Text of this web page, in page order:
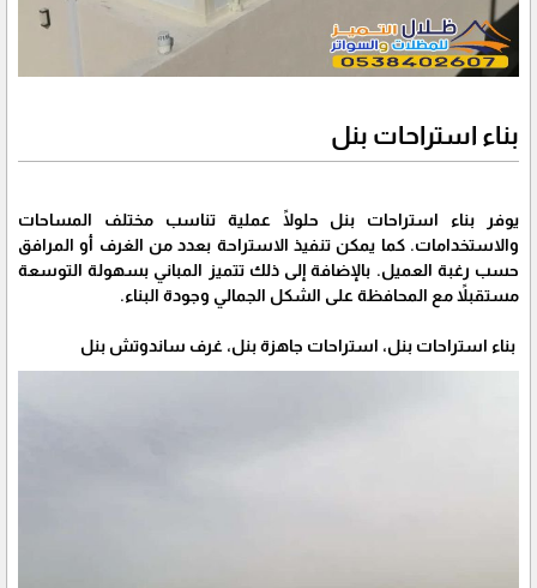
بناء استراحات بنل
يوفر بناء استراحات بنل حلولًا عملية تناسب مختلف المساحات
والاستخدامات. كما يمكن تنفيذ الاستراحة بعدد من الغرف أو المرافق
حسب رغبة العميل. بالإضافة إلى ذلك تتميز المباني بسهولة التوسعة
مستقبلاً مع المحافظة على الشكل الجمالي وجودة البناء.
بناء استراحات بنل، استراحات جاهزة بنل، غرف ساندوتش بنل